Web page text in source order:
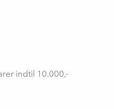
indtil 10.000,-